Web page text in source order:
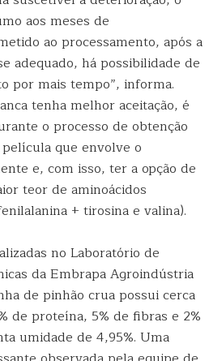
aos meses de
ao processamento, após a
adequado, há possibilidade de
por mais tempo”, informa.
tenha melhor aceitação, é
o processo de obtenção
que envolve o
e, com isso, ter a opção de
teor de aminoácidos
+ tirosina e valina).
no Laboratório de
da Embrapa Agroindústria
de pinhão crua possui cerca
de proteína, 5% de fibras e 2%
umidade de 4,95%. Uma